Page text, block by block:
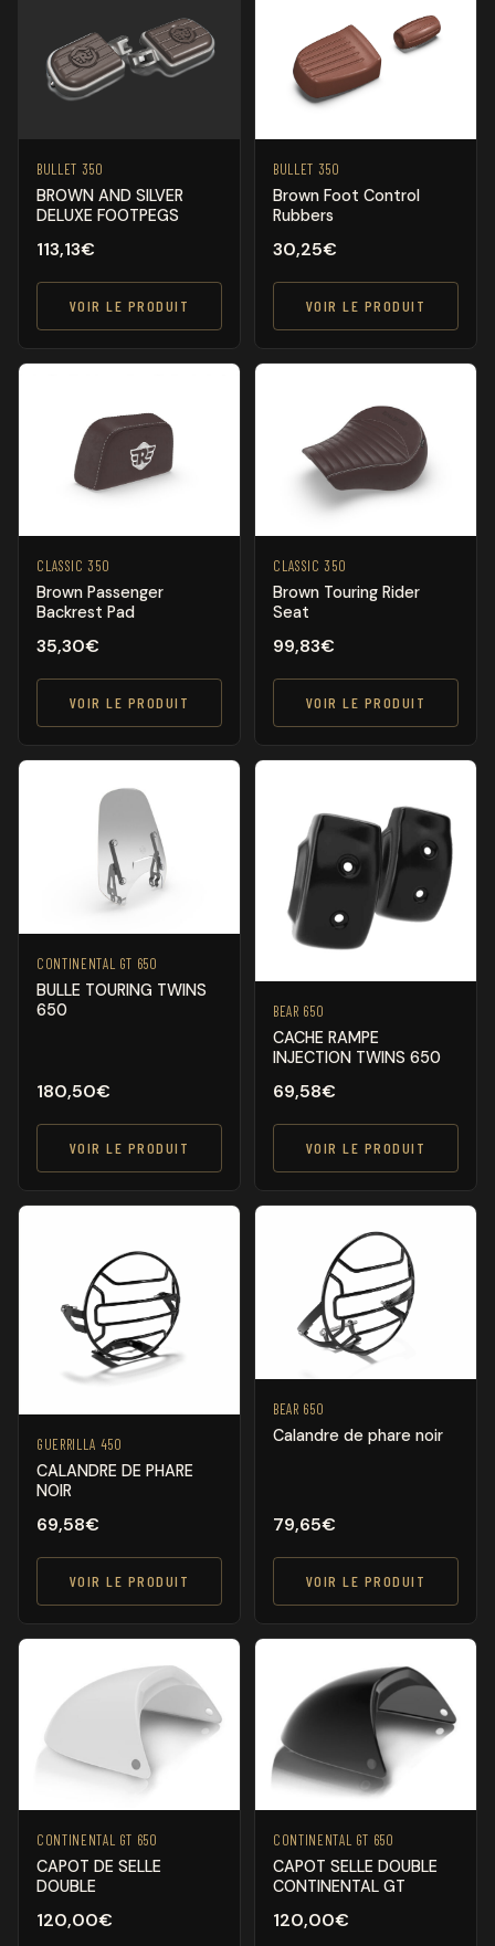
BULLET 350
BROWN AND SILVER
DELUXE FOOTPEGS
113,13€
VOIR LE PRODUIT
BULLET 350
Brown Foot Control
Rubbers
30,25€
VOIR LE PRODUIT
CLASSIC 350
Brown Passenger
Backrest Pad
35,30€
VOIR LE PRODUIT
CLASSIC 350
Brown Touring Rider
Seat
99,83€
VOIR LE PRODUIT
CONTINENTAL GT 650
BULLE TOURING TWINS
650
180,50€
VOIR LE PRODUIT
BEAR 650
CACHE RAMPE
INJECTION TWINS 650
69,58€
VOIR LE PRODUIT
GUERRILLA 450
CALANDRE DE PHARE
NOIR
69,58€
VOIR LE PRODUIT
BEAR 650
Calandre de phare noir
79,65€
VOIR LE PRODUIT
CONTINENTAL GT 650
CAPOT DE SELLE
DOUBLE
120,00€
CONTINENTAL GT 650
CAPOT SELLE DOUBLE
CONTINENTAL GT
120,00€